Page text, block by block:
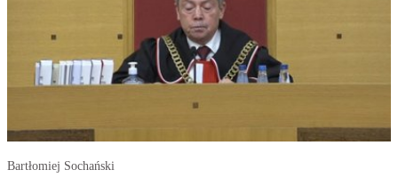
Bartłomiej Sochański